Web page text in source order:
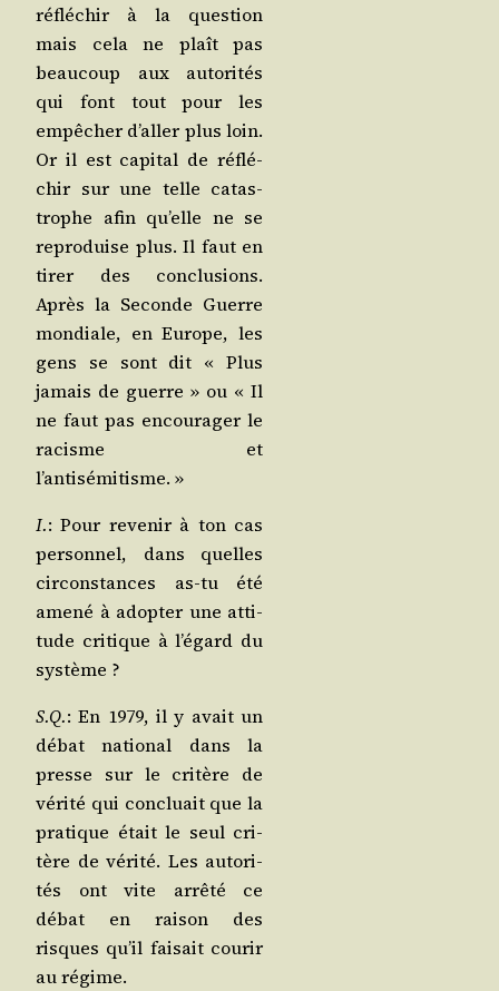
réflé­chir à la ques­tion
mais cela ne plaît pas
beau­coup aux auto­ri­tés
qui font tout pour les
empê­cher d’al­ler plus loin.
Or il est capi­tal de réflé­
chir sur une telle catas­
trophe afin qu’elle ne se
repro­duise plus. Il faut en
tirer des conclu­sions.
Après la Seconde Guerre
mon­diale, en Europe, les
gens se sont dit « Plus
jamais de guerre » ou « Il
ne faut pas encou­ra­ger le
racisme et
l’antisémitisme. »
I.: Pour reve­nir à ton cas
per­son­nel, dans quelles
cir­cons­tances as-tu été
ame­né à adop­ter une atti­
tude cri­tique à l’é­gard du
système ?
S.Q.: En 1979, il y avait un
débat natio­nal dans la
presse sur le cri­tère de
véri­té qui concluait que la
pra­tique était le seul cri­
tère de véri­té. Les auto­ri­
tés ont vite arrê­té ce
débat en rai­son des
risques qu’il fai­sait cou­rir
au régime.